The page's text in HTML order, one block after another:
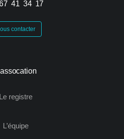
41 34 17
contacter
Le registre
L’équipe